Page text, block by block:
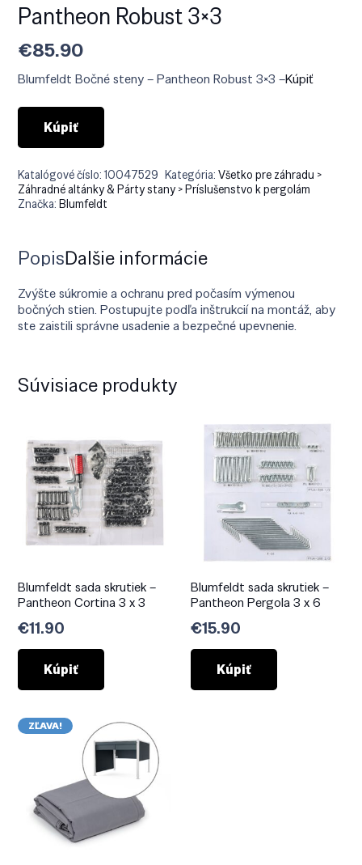
Pantheon Robust 3×3
€85.90
Blumfeldt Bočné steny – Pantheon Robust 3×3 –Kúpiť
Kúpiť
Katalógové číslo:10047529 Kategória:Všetko pre záhradu >
Záhradné altánky & Párty stany > Príslušenstvo k pergolám
Značka:Blumfeldt
PopisĎalšie informácie
Zvýšte súkromie a ochranu pred počasím výmenou
bočných stien. Postupujte podľa inštrukcií na montáž, aby
ste zaistili správne usadenie a bezpečné upevnenie.
Súvisiace produkty
Blumfeldt sada skrutiek –
Pantheon Cortina 3 x 3
€11.90
Kúpiť
Blumfeldt sada skrutiek –
Pantheon Pergola 3 x 6
€15.90
Kúpiť
ZĽAVA!